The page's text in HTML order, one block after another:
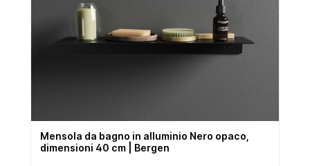
Mensola da bagno in alluminio Nero opaco,
dimensioni 40 cm | Bergen